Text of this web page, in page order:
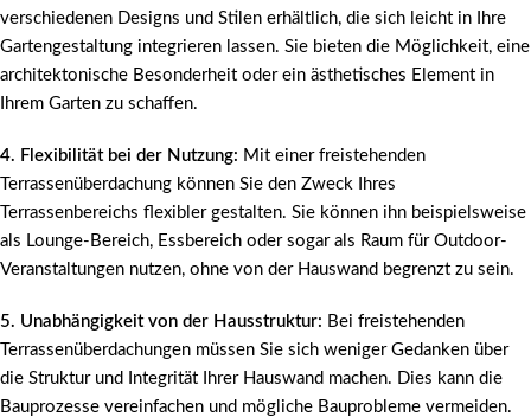
verschiedenen Designs und Stilen erhältlich, die sich leicht in Ihre
Gartengestaltung integrieren lassen. Sie bieten die Möglichkeit, eine
architektonische Besonderheit oder ein ästhetisches Element in
Ihrem Garten zu schaffen.
4. Flexibilität bei der Nutzung: Mit einer freistehenden
Terrassenüberdachung können Sie den Zweck Ihres
Terrassenbereichs flexibler gestalten. Sie können ihn beispielsweise
als Lounge-Bereich, Essbereich oder sogar als Raum für Outdoor-
Veranstaltungen nutzen, ohne von der Hauswand begrenzt zu sein.
5. Unabhängigkeit von der Hausstruktur: Bei freistehenden
Terrassenüberdachungen müssen Sie sich weniger Gedanken über
die Struktur und Integrität Ihrer Hauswand machen. Dies kann die
Bauprozesse vereinfachen und mögliche Bauprobleme vermeiden.